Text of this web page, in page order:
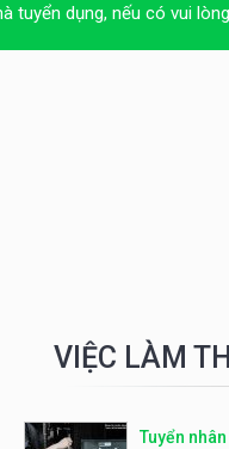
tuyển dụng, nếu có vui
VIỆC LÀM
Tuyển